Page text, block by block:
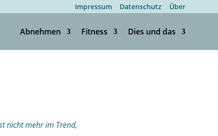
Impressum Datenschutz Über
Abnehmen Fitness Dies und das
nicht mehr im Trend,